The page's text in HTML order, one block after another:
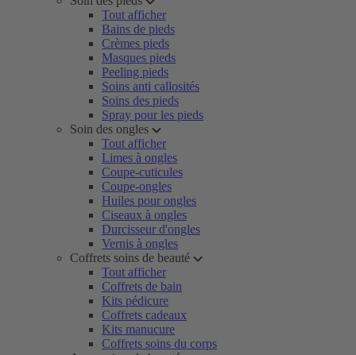
Tout afficher
Bains de pieds
Crèmes pieds
Masques pieds
Peeling pieds
Soins anti callosités
Soins des pieds
Spray pour les pieds
Soin des ongles
Tout afficher
Limes à ongles
Coupe-cuticules
Coupe-ongles
Huiles pour ongles
Ciseaux à ongles
Durcisseur d'ongles
Vernis à ongles
Coffrets soins de beauté
Tout afficher
Coffrets de bain
Kits pédicure
Coffrets cadeaux
Kits manucure
Coffrets soins du corps